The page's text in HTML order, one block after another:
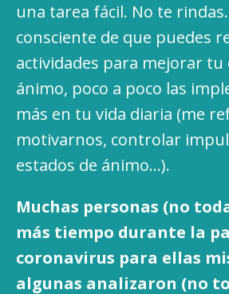
una tarea fácil. No te
consciente de que puedes
actividades para mejorar tu
ánimo, poco a poco las
más en tu vida diaria (me
motivarnos, controlar
estados de ánimo…).
Muchas personas (no
más tiempo durante la
coronavirus para ellas
algunas analizaron (no